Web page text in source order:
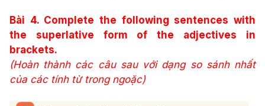
Bài 4. Complete the following sentences with
the superlative form of the adjectives in
brackets.
(Hoàn thành các câu sau với dạng so sánh nhất
của các tính từ trong ngoặc)